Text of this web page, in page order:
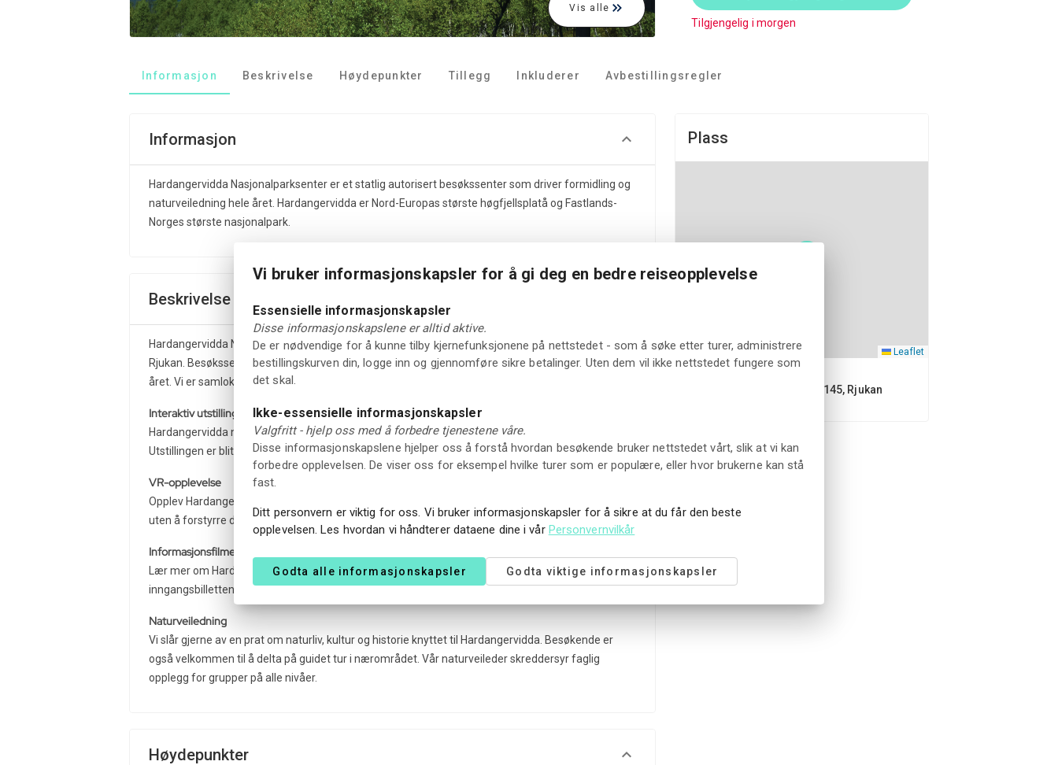
Vis alle
Tilgjengelig i morgen
Informasjon Beskrivelse Høydepunkter Tillegg Inkluderer Avbestillingsregler
Informasjon
Hardangervidda Nasjonalparksenter er et statlig autorisert besøkssenter som driver formidling og
naturveiledning hele året. Hardangervidda er Nord-Europas største høgfjellsplatå og Fastlands-
Norges største nasjonalpark.
Beskrivelse
Hardangervidda Nasjonalparksenter ligger på Skinnarbu ved fylkesvei 37 - mellom Rauland og
Rjukan. Besøkssenteret er statlig autorisert og driver formidling og naturveiledning gjennom hele
året. Vi er samlokalisert med Norsk Villreinsenter Sør.
Interaktiv utstilling
Hardangervidda nasjonalparksenter tilbyr en interaktiv utstilling om natur og villrein.
Utstillingen er blitt svært godt mottatt, og er blitt belønnet med 3 internasjonale priser.
VR-opplevelse
Opplev Hardangervidda på nært hold! VR-brillene lar deg komme helt innpå dyre- og plantelivet,
uten å forstyrre dem.
Informasjonsfilmer
Lær mer om Hardangervidda! Vi har fire ulike filmer å tilby våre besøkende. Som del av
inngangsbilletten kan man blant annet få se filmen Hardangervidda Nasjonalpark
Naturveiledning
Vi slår gjerne av en prat om naturliv, kultur og historie knyttet til Hardangervidda. Besøkende er
også velkommen til å delta på guidet tur i nærområdet. Vår naturveileder skreddersyr faglig
opplegg for grupper på alle nivåer.
Høydepunkter
Plass
Leaflet
Møsvannsveien 1145, Rjukan
Vi bruker informasjonskapsler for å gi deg en bedre reiseopplevelse
Essensielle informasjonskapsler
Disse informasjonskapslene er alltid aktive.
De er nødvendige for å kunne tilby kjernefunksjonene på nettstedet - som å søke etter turer, administrere
bestillingskurven din, logge inn og gjennomføre sikre betalinger. Uten dem vil ikke nettstedet fungere som
det skal.
Ikke-essensielle informasjonskapsler
Valgfritt - hjelp oss med å forbedre tjenestene våre.
Disse informasjonskapslene hjelper oss å forstå hvordan besøkende bruker nettstedet vårt, slik at vi kan
forbedre opplevelsen. De viser oss for eksempel hvilke turer som er populære, eller hvor brukerne kan stå
fast.
Ditt personvern er viktig for oss. Vi bruker informasjonskapsler for å sikre at du får den beste
opplevelsen. Les hvordan vi håndterer dataene dine i vår Personvernvilkår
Godta alle informasjonskapsler Godta viktige informasjonskapsler